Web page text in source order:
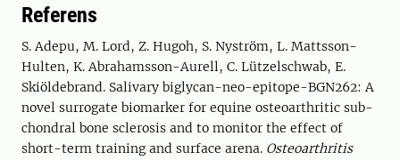
Referens
S. Adepu, M. Lord, Z. Hugoh, S. Nyström, L. Mattsson-
Hulten, K. Abrahamsson-Aurell, C. Lützelschwab, E.
Skiöldebrand. Salivary biglycan-neo-epitope-BGN262: A
novel surrogate biomarker for equine osteoarthritic sub-
chondral bone sclerosis and to monitor the effect of
short-term training and surface arena. Osteoarthritis